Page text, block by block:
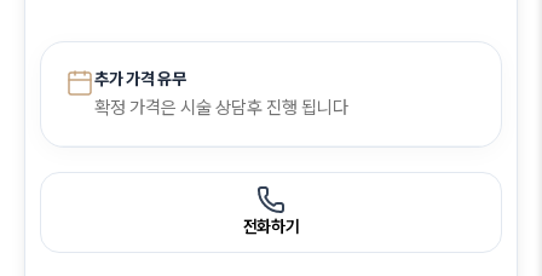
추가 가격 유무
확정 가격은 시술 상담후 진행 됩니다
전화하기